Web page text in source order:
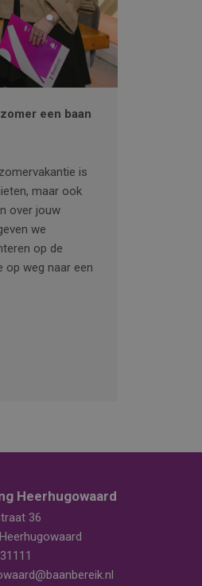
een baan
is
maar ook
over jouw
we
op de
op weg naar een
Heerhugowaard
36